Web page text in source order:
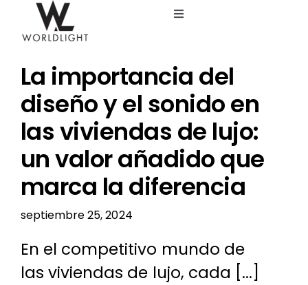
contenido
Toggle
Servicios
Catálogo
Blog
La importancia del
diseño y el sonido en
las viviendas de lujo:
un valor añadido que
marca la diferencia
septiembre 25, 2024
En el competitivo mundo de
las viviendas de lujo, cada [...]